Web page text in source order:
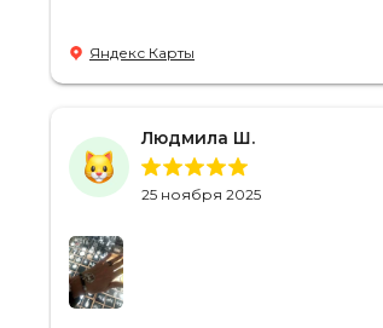
Яндекс Карты
Людмила Ш.
25 ноября 2025